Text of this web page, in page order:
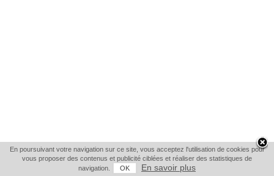
En poursuivant votre navigation sur ce site, vous acceptez l'utilisation de cookies pour
vous proposer des contenus et publicité ciblées et réaliser des statistiques de
navigation.
OK En savoir plus